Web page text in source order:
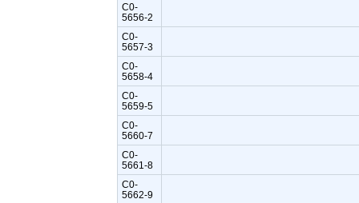
C0-
5656-2
C0-
5657-3
C0-
5658-4
C0-
5659-5
C0-
5660-7
C0-
5661-8
C0-
5662-9